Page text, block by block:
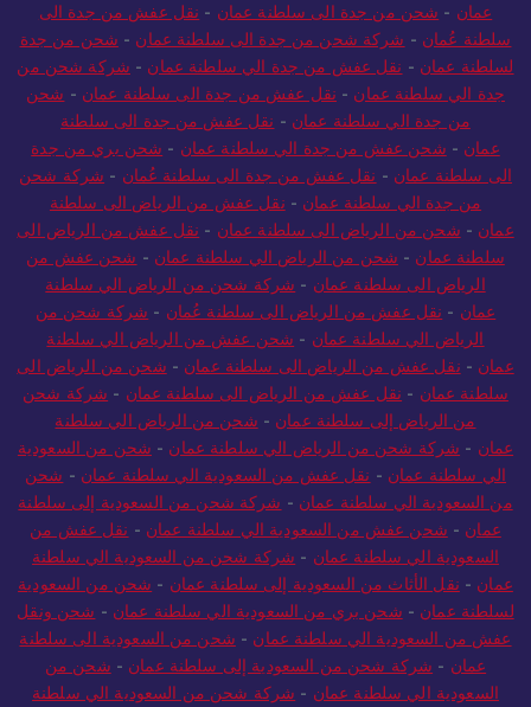
عمان - شحن من جدة الى سلطنة عمان - نقل عفش من جدة الى
سلطنة عُمان - شركة شحن من جدة الى سلطنة عمان - شحن من جدة
لسلطنة عمان - نقل عفش من جدة الي سلطنة عمان - شركة شحن من
جدة الي سلطنة عمان - نقل عفش من جدة الى سلطنة عمان - شحن
من جدة الي سلطنة عمان - نقل عفش من جدة الى سلطنة
عمان - شحن عفش من جدة الي سلطنة عمان - شحن بري من جدة
الى سلطنة عمان - نقل عفش من جدة الى سلطنة عُمان - شركة شحن
من جدة الي سلطنة عمان - نقل عفش من الرياض الى سلطنة
عمان - شحن من الرياض الى سلطنة عمان - نقل عفش من الرياض الى
سلطنة عمان - شحن من الرياض الي سلطنة عمان - شحن عفش من
الرياض الى سلطنة عمان - شركة شحن من الرياض الي سلطنة
عمان - نقل عفش من الرياض الى سلطنة عُمان - شركة شحن من
الرياض الي سلطنة عمان - شحن عفش من الرياض الي سلطنة
عمان - نقل عفش من الرياض الى سلطنة عمان - شحن من الرياض الى
سلطنة عمان - نقل عفش من الرياض الى سلطنة عمان - شركة شحن
من الرياض إلى سلطنة عمان - شحن من الرياض الي سلطنة
عمان - شركة شحن من الرياض الي سلطنة عمان - شحن من السعودية
الي سلطنة عمان - نقل عفش من السعودية الي سلطنة عمان - شحن
من السعودية الي سلطنة عمان - شركة شحن من السعودية إلى سلطنة
عمان - شحن عفش من السعودية الي سلطنة عمان - نقل عفش من
السعودية الي سلطنة عمان - شركة شحن من السعودية الي سلطنة
عمان - نقل الأثاث من السعودية إلى سلطنة عمان - شحن من السعودية
لسلطنة عمان - شحن بري من السعودية الي سلطنة عمان - شحن ونقل
عفش من السعودية الي سلطنة عمان - شحن من السعودية الى سلطنة
عمان - شركة شحن من السعودية إلى سلطنة عمان - شحن من
السعودية الي سلطنة عمان - شركة شحن من السعودية الي سلطنة